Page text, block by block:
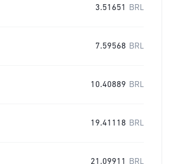
3.51651 BRL
7.59568 BRL
10.40889 BRL
19.41118 BRL
21.09911 BRL